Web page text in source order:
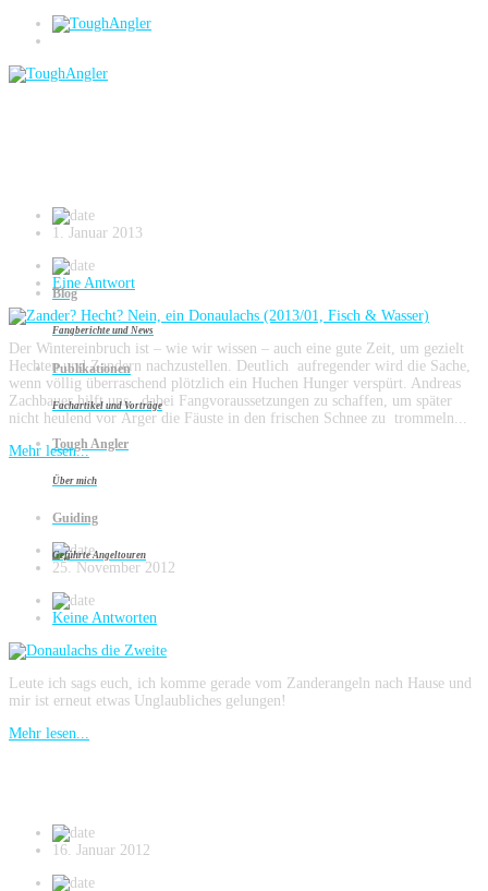
Blog
Fangberichte und News
Publikationen
Fachartikel und Vorträge
Tough Angler
Über mich
Guiding
Geführte Angeltouren
Donaulachs
1. Januar 2013
Eine Antwort
Der Wintereinbruch ist – wie wir wissen – auch eine gute Zeit, um gezielt
Hechten und Zandern nachzustellen. Deutlich aufregender wird die Sache,
wenn völlig überraschend plötzlich ein Huchen Hunger verspürt. Andreas
Zachbauer hilft uns, dabei Fangvoraussetzungen zu schaffen, um später
nicht heulend vor Ärger die Fäuste in den frischen Schnee zu trommeln...
Mehr lesen...
25. November 2012
Keine Antworten
Leute ich sags euch, ich komme gerade vom Zanderangeln nach Hause und
mir ist erneut etwas Unglaubliches gelungen!
Mehr lesen...
16. Januar 2012